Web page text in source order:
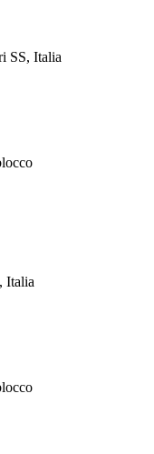
SS, Italia
Italia